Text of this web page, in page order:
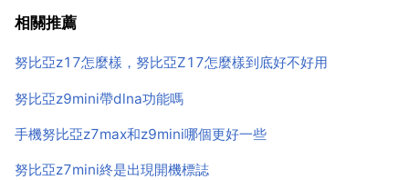
3200mah鋰電池。前置1600萬有效畫素，後置2300
相關推薦
努比亞z17怎麼樣，努比亞Z17怎麼樣到底好不好用
努比亞z9mini帶dlna功能嗎
手機努比亞z7max和z9mini哪個更好一些
努比亞z7mini終是出現開機標誌